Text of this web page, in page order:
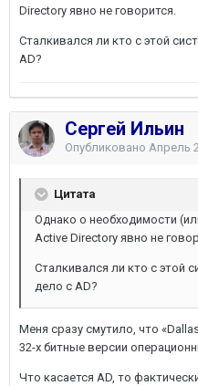
Directory явно не говорится.
Сталкивался ли кто с этой
AD?
Сергей Ильин
Опубликовано Апрель
Цитата
Однако о необходимости
Active Directory явно не
Сталкивался ли кто с этой
дело с AD?
Меня сразу смутило, что
32-х битные версии
Что касается AD, то